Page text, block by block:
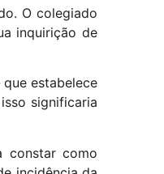
O colegiado
inquirição de
estabelece
significaria
constar como